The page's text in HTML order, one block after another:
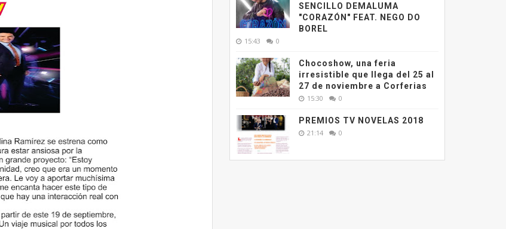
SENCILLO DEMALUMA
"CORAZÓN" FEAT. NEGO DO
BOREL
15:43 0
Chocoshow, una feria
irresistible que llega del 25 al
27 de noviembre a Corferias
15:30 0
PREMIOS TV NOVELAS 2018
21:14 0